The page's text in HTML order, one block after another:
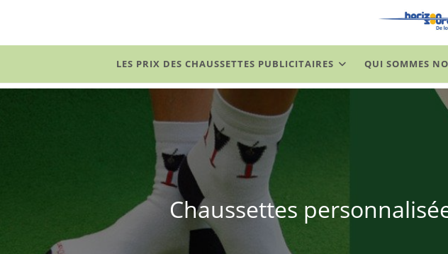
content
LES PRIX DES CHAUSSETTES PUBLICITAIRES QUI SOMMES
Chaussettes